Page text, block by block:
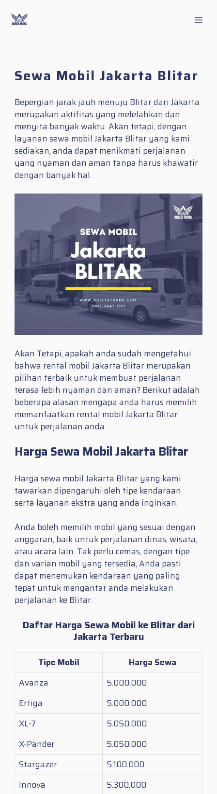
content
Sewa Mobil Jakarta Blitar
Bepergian jarak jauh menuju Blitar dari Jakarta
merupakan aktifitas yang melelahkan dan
menyita banyak waktu. Akan tetapi, dengan
layanan sewa mobil Jakarta Blitar yang kami
sediakan, anda dapat menikmati perjalanan
yang nyaman dan aman tanpa harus khawatir
dengan banyak hal.
Akan Tetapi, apakah anda sudah mengetahui
bahwa rental mobil Jakarta Blitar merupakan
pilihan terbaik untuk membuat perjalanan
terasa lebih nyaman dan aman? Berikut adalah
beberapa alasan mengapa anda harus memilih
memanfaatkan rental mobil Jakarta Blitar
untuk perjalanan anda.
Harga Sewa Mobil Jakarta Blitar
Harga sewa mobil Jakarta Blitar yang kami
tawarkan dipengaruhi oleh tipe kendaraan
serta layanan ekstra yang anda inginkan.
Anda boleh memilih mobil yang sesuai dengan
anggaran, baik untuk perjalanan dinas, wisata,
atau acara lain. Tak perlu cemas, dengan tipe
dan varian mobil yang tersedia, Anda pasti
dapat menemukan kendaraan yang paling
tepat untuk mengantar anda melakukan
perjalanan ke Blitar.
Daftar Harga Sewa Mobil ke Blitar dari
Jakarta Terbaru
Tipe Mobil
Harga Sewa
Avanza
5.000.000
Ertiga
5.000.000
XL-7
5.050.000
X-Pander
5.050.000
Stargazer
5.100.000
Innova
5.300.000